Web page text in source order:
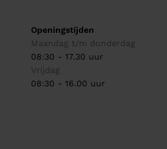
Openingstijden
Maandag t/m donderdag
08:30 - 17.30 uur
Vrijdag
08:30 - 16.00 uur